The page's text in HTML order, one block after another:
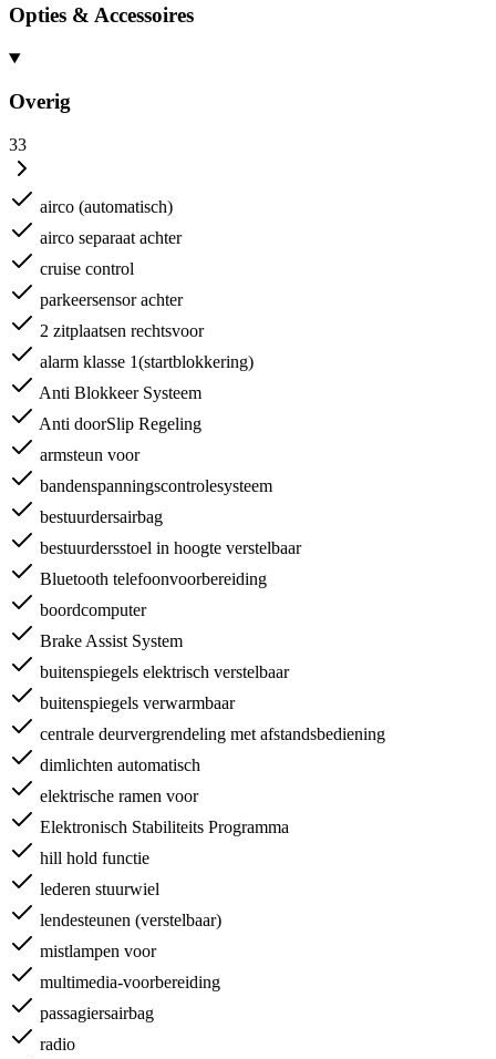
Opties & Accessoires
Overig
33
airco (automatisch)
airco separaat achter
cruise control
parkeersensor achter
2 zitplaatsen rechtsvoor
alarm klasse 1(startblokkering)
Anti Blokkeer Systeem
Anti doorSlip Regeling
armsteun voor
bandenspanningscontrolesysteem
bestuurdersairbag
bestuurdersstoel in hoogte verstelbaar
Bluetooth telefoonvoorbereiding
boordcomputer
Brake Assist System
buitenspiegels elektrisch verstelbaar
buitenspiegels verwarmbaar
centrale deurvergrendeling met afstandsbediening
dimlichten automatisch
elektrische ramen voor
Elektronisch Stabiliteits Programma
hill hold functie
lederen stuurwiel
lendesteunen (verstelbaar)
mistlampen voor
multimedia-voorbereiding
passagiersairbag
radio